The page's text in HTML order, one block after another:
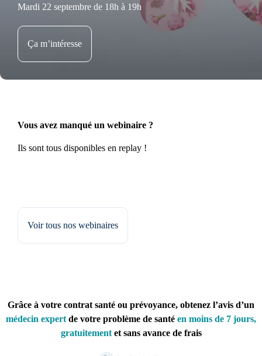
Mardi 22 septembre de 18h à 19h
Ça m’intéresse
Vous avez manqué un webinaire ?
Ils sont tous disponibles en replay !
Voir tous nos webinaires
Grâce à votre contrat santé ou prévoyance, obtenez l’avis d’un
médecin expert de votre problème de santé en moins de 7 jours,
gratuitementet sans avance de frais